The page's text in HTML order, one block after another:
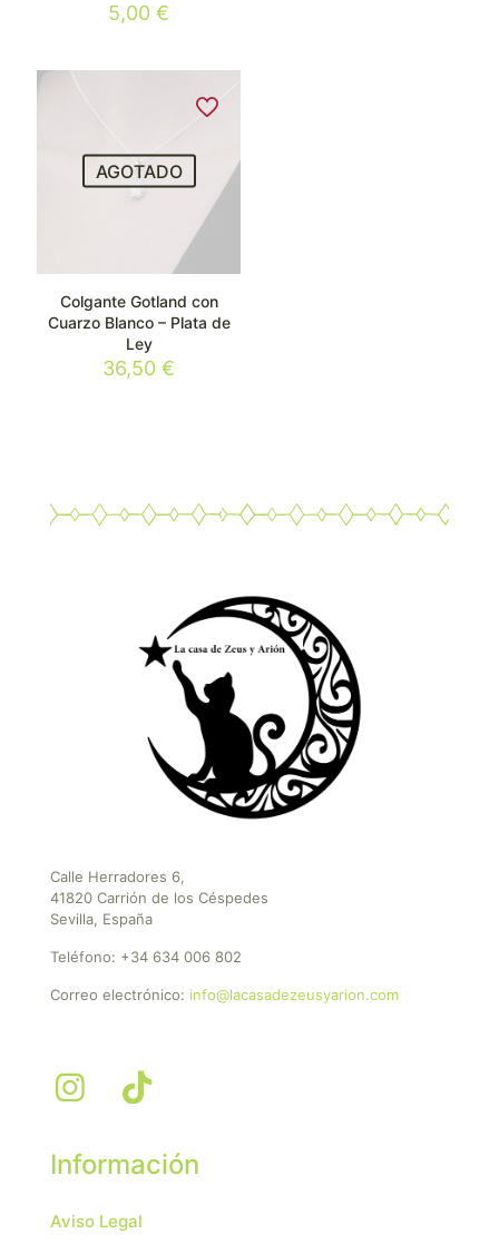
5,00€
AGOTADO
Colgante Gotland con
Cuarzo Blanco – Plata de
Ley
36,50€
Calle Herradores 6,
41820 Carrión de los Céspedes
Sevilla, España
Teléfono: +34 634 006 802
Correo electrónico: info@lacasadezeusyarion.com
Información
Aviso Legal